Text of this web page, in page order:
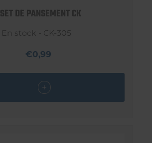
SET DE PANSEMENT CK
En stock - CK-305
€0,99